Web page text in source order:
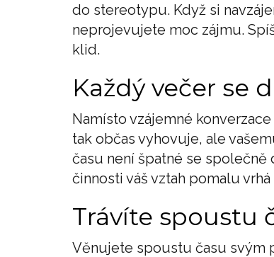
do stereotypu. Když si
neprojevujete moc zájmu.
klid.
Každý večer se
Namísto vzájemné
tak občas vyhovuje, ale
času není špatné se
činnosti váš vztah pomalu
Trávíte spoustu
Věnujete spoustu času svým